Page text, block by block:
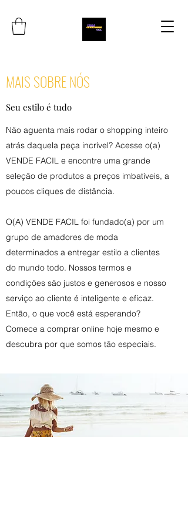
MAIS SOBRE NÓS
Seu estilo é tudo
Não aguenta mais rodar o shopping inteiro
atrás daquela peça incrível? Acesse o(a)
VENDE FACIL e encontre uma grande
seleção de produtos a preços imbatíveis, a
poucos cliques de distância.
O(A) VENDE FACIL foi fundado(a) por um
grupo de amadores de moda
determinados a entregar estilo a clientes
do mundo todo. Nossos termos e
condições são justos e generosos e nosso
serviço ao cliente é inteligente e eficaz.
Então, o que você está esperando?
Comece a comprar online hoje mesmo e
descubra por que somos tão especiais.